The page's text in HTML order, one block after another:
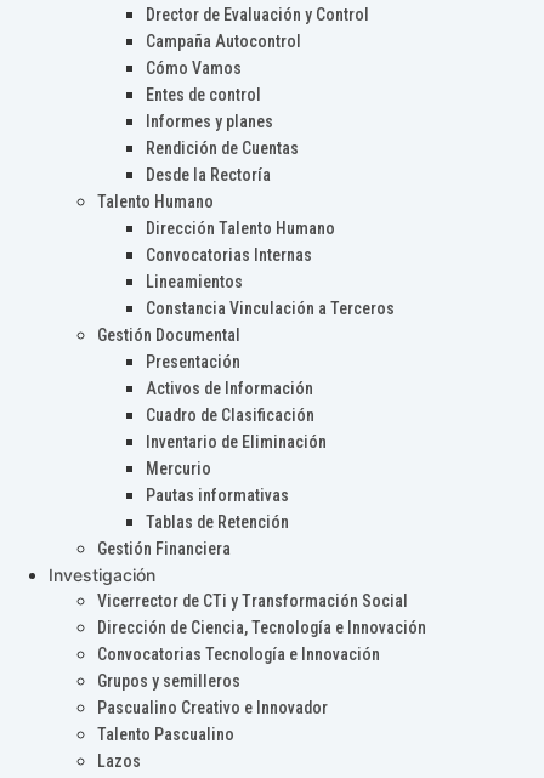
Drector de Evaluación y Control
Campaña Autocontrol
Cómo Vamos
Entes de control
Informes y planes
Rendición de Cuentas
Desde la Rectoría
Talento Humano
Dirección Talento Humano
Convocatorias Internas
Lineamientos
Constancia Vinculación a Terceros
Gestión Documental
Presentación
Activos de Información
Cuadro de Clasificación
Inventario de Eliminación
Mercurio
Pautas informativas
Tablas de Retención
Gestión Financiera
Investigación
Vicerrector de CTi y Transformación Social
Dirección de Ciencia, Tecnología e Innovación
Convocatorias Tecnología e Innovación
Grupos y semilleros
Pascualino Creativo e Innovador
Talento Pascualino
Lazos